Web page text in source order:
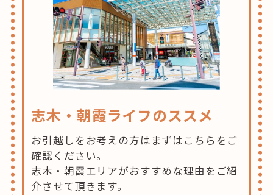
志木・朝霞ライフのススメ
お引越しをお考えの方はまずはこちらをご
確認ください。
志木・朝霞エリアがおすすめな理由をご紹
介させて頂きます。